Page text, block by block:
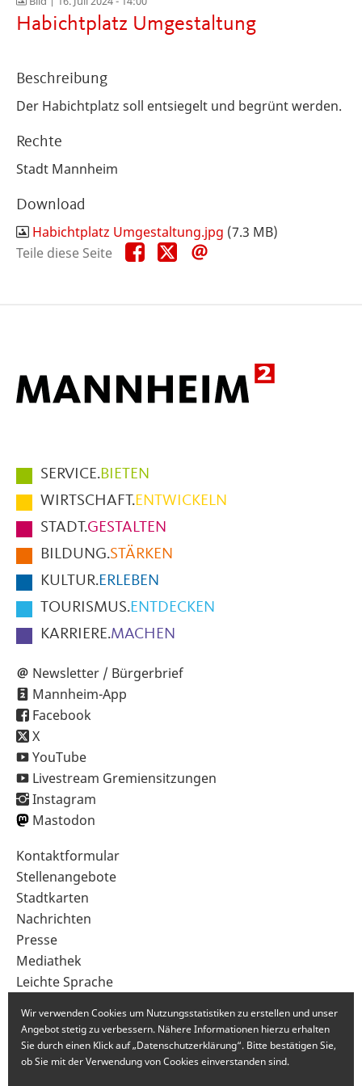
Habichtplatz Umgestaltung
Beschreibung
Der Habichtplatz soll entsiegelt und begrünt werden.
Rechte
Stadt Mannheim
Download
Habichtplatz Umgestaltung.jpg (7.3 MB)
Teile diese Seite
Teile
diese
Teile
diese
Hauptmenüpunkte
im
Fußbereich
der
Seite
SERVICE.BIETEN
WIRTSCHAFT.ENTWICKELN
STADT.GESTALTEN
BILDUNG.STÄRKEN
KULTUR.ERLEBEN
TOURISMUS.ENTDECKEN
KARRIERE.MACHEN
Newsletter / Bürgerbrief
Mannheim-App
Facebook
X
YouTube
Livestream Gremiensitzungen
Instagram
Mastodon
Sekundärnavigation
im
Fußbereich
Kontaktformular
Stellenangebote
Stadtkarten
Nachrichten
Presse
Mediathek
Leichte Sprache
Wir verwenden Cookies um Nutzungsstatistiken zu erstellen und unser
Angebot stetig zu verbessern. Nähere Informationen hierzu erhalten
Sie durch einen Klick auf „Datenschutzerklärung“. Bitte bestätigen Sie,
ob Sie mit der Verwendung von Cookies einverstanden sind.